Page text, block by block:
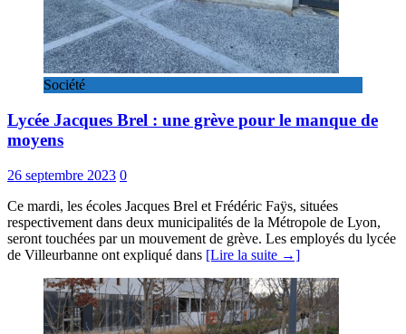
Société
Lycée Jacques Brel : une grève pour le manque de
moyens
26 septembre 2023 0
Ce mardi, les écoles Jacques Brel et Frédéric Faÿs, situées
respectivement dans deux municipalités de la Métropole de Lyon,
seront touchées par un mouvement de grève. Les employés du lycée
de Villeurbanne ont expliqué dans [Lire la suite →]